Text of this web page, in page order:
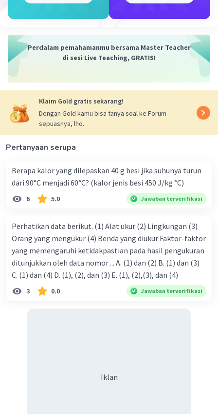
150 x lw = 7,5 x 1
Jadi panjang lengan beban pada tuas tersebut adalah
Beri Rating·0.0( 0) Balas
Iklan
Perdalam pemahamanmu bersama Master Teacher
di sesi Live Teaching, GRATIS!
Klaim Gold gratis sekarang!
Dengan Gold kamu bisa tanya soal ke Forum
sepuasnya, lho.
Pertanyaan serupa
Berapa kalor yang dilepaskan 40 g besi jika suhunya turun
dari 90°C menjadi 60°C? (kalor jenis besi 450 J/kg °C)
6 5.0 Jawaban terverifikasi
Perhatikan data berikut. (1) Alat ukur (2) Lingkungan (3)
Orang yang mengukur (4) Benda yang diukur Faktor-faktor
yang memengaruhi ketidakpastian pada hasil pengukuran
ditunjukkan oleh data nomor ... A. (1) dan (2) B. (1) dan (3)
C. (1) dan (4) D. (1), (2), dan (3) E. (1), (2),(3), dan (4)
3 0.0 Jawaban terverifikasi
Iklan